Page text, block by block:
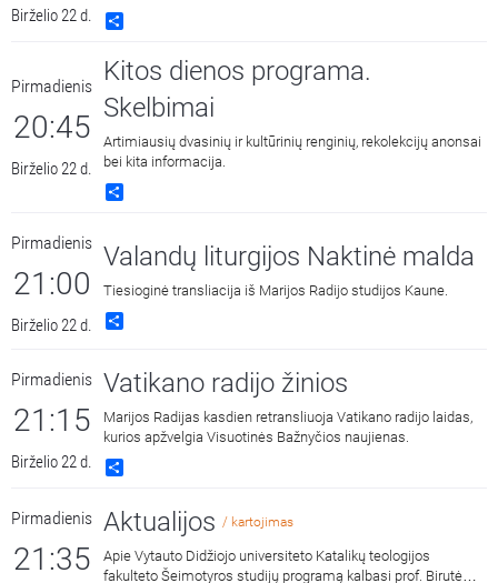
Birželio 22 d.
kalbina Kauno klinikų dvasinė asistentė Svetlana Adler-
Mikulėnienė.
Pirmadienis
20:45
Birželio 22 d.
Kitos dienos programa.
Skelbimai
Artimiausių dvasinių ir kultūrinių renginių, rekolekcijų anonsai
bei kita informacija.
Pirmadienis
21:00
Birželio 22 d.
Valandų liturgijos Naktinė malda
Tiesioginė transliacija iš Marijos Radijo studijos Kaune.
Pirmadienis
21:15
Birželio 22 d.
Vatikano radijo žinios
Marijos Radijas kasdien retransliuoja Vatikano radijo laidas,
kurios apžvelgia Visuotinės Bažnyčios naujienas.
Pirmadienis
21:35
Aktualijos / kartojimas
Apie Vytauto Didžiojo universiteto Katalikų teologijos
fakulteto Šeimotyros studijų programą kalbasi prof. Birutė